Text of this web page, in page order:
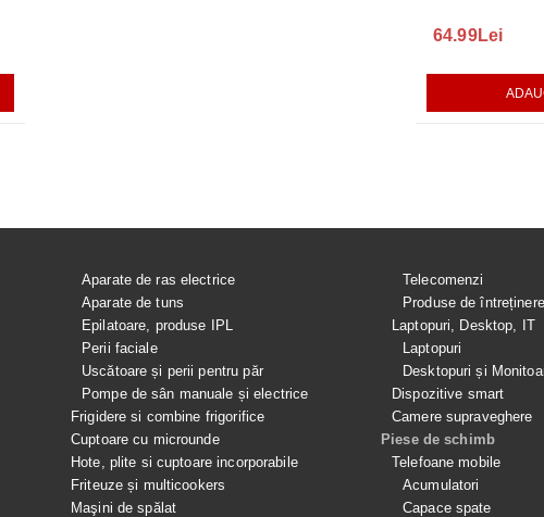
64.99Lei
Aparate de ras electrice
Aparate de tuns
Epilatoare, produse IPL
Perii faciale
Uscătoare și perii pentru păr
Pompe de sân manuale și electrice
Frigidere si combine frigorifice
Cuptoare cu microunde
Hote, plite si cuptoare incorporabile
Friteuze și multicookers
Maşini de spălat
Telecomenzi
Produse de întreținere
Laptopuri, Desktop, IT
Laptopuri
Desktopuri și
Dispozitive smart
Camere supraveghere
Piese de schimb
Telefoane mobile
Acumulatori
Capace spate